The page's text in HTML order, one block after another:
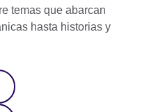
temas que abarcan
hasta historias y